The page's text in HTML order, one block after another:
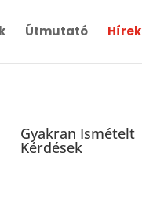
Útmutató Hírek
Gyakran Ismételt
Kérdések